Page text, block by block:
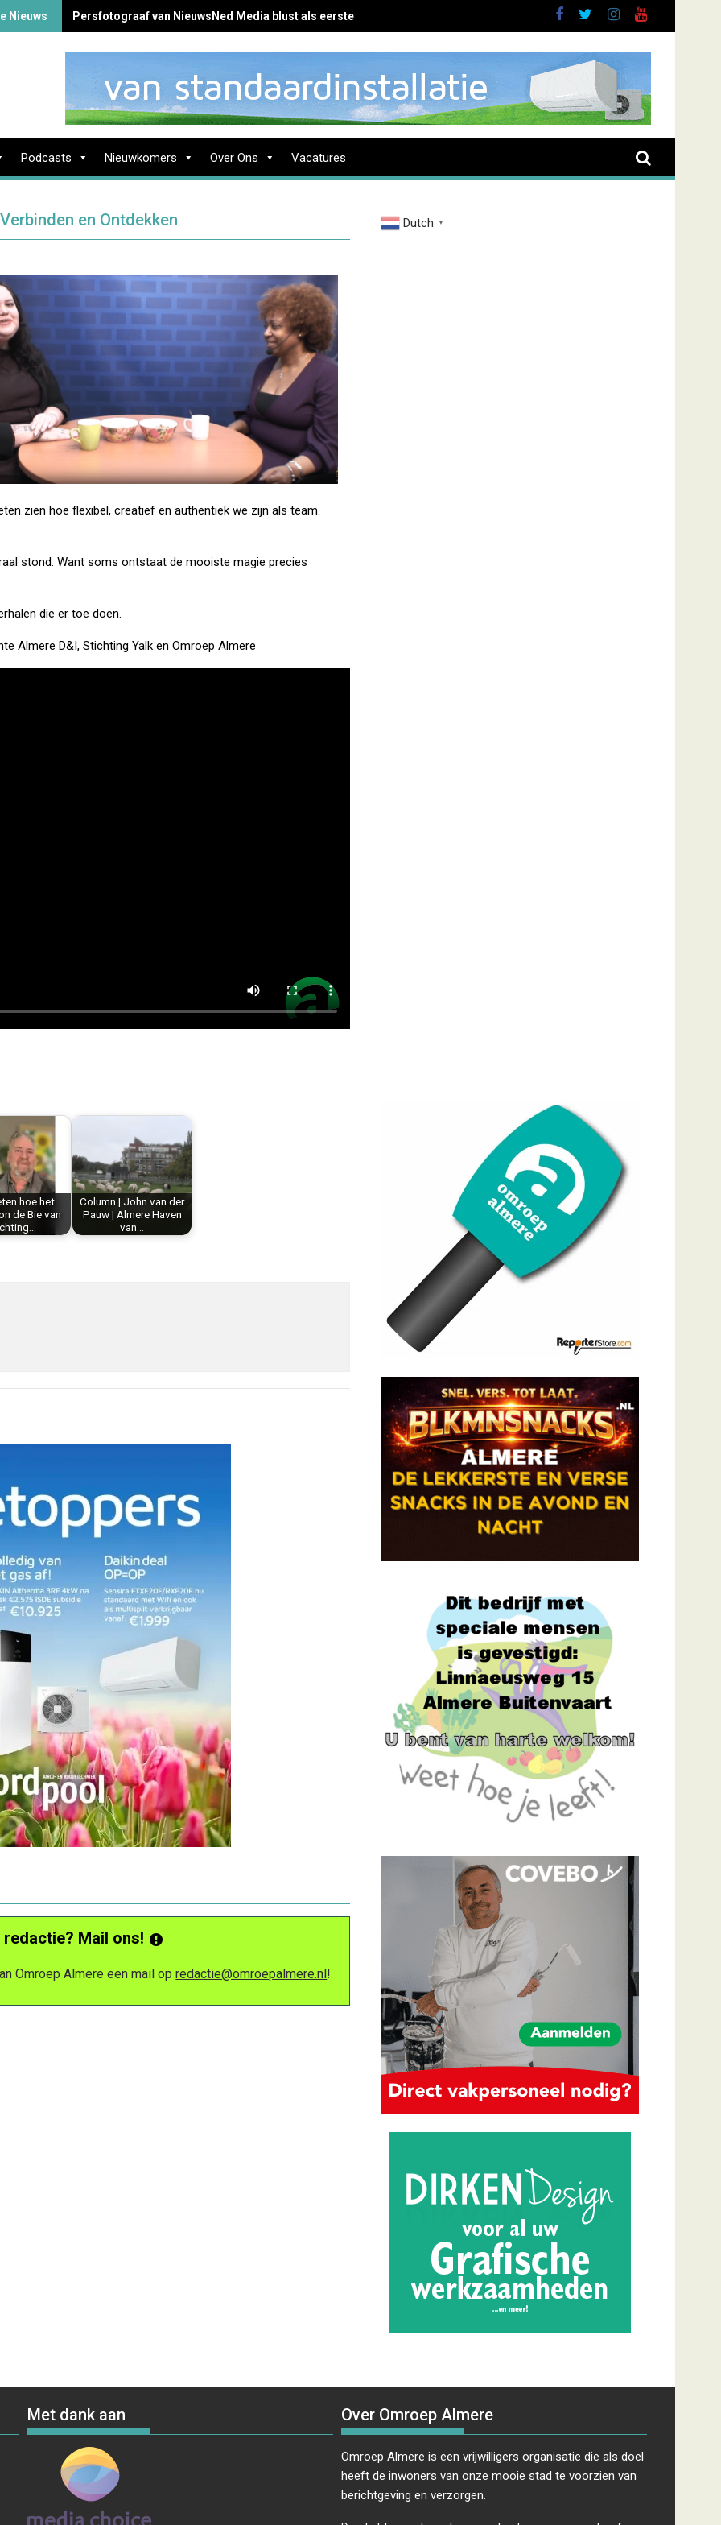
Nieuws Persfotograaf van NieuwsNed Media blust als eerste brand Zenderstraat
Podcasts Nieuwkomers Over Ons Vacatures
en Ontdekken
zien hoe flexibel, creatief en authentiek we zijn als team.
stond. Want soms ontstaat de mooiste magie precies
die er toe doen.
Almere D&I, Stichting Yalk en Omroep Almere
hoe het
de Bie van
Column | John van der
Pauw | Almere Haven
van…
Mail ons!
Omroep Almere een mail opredactie@omroepalmere.nl!
Dutch ▼
Met dank aan Over Omroep Almere
Omroep Almere is een vrijwilligers organisatie die als doel
heeft de inwoners van onze mooie stad te voorzien van
berichtgeving en verzorgen.